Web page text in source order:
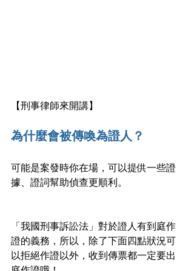
【刑事律師來開講】
為什麼會被傳喚為證人？
可能是案發時你在場，可以提供一些證
據、證詞幫助偵查更順利。
「我國刑事訴訟法」對於證人有到庭作
證的義務，所以，除了下面四點狀況可
以拒絕作證以外，收到傳票都一定要出